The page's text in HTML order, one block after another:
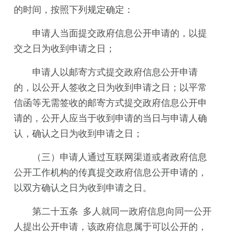
的时间，按照下列规定确定：
申请人当面提交政府信息公开申请的，以提
交之日为收到申请之日；
申请人以邮寄方式提交政府信息公开申请
的，以公开人签收之日为收到申请之日；以平常
信函等无需签收的邮寄方式提交政府信息公开申
请的，公开人应当于收到申请的当日与申请人确
认，确认之日为收到申请之日；
（三）申请人通过互联网渠道或者政府信息
公开工作机构的传真提交政府信息公开申请的，
以双方确认之日为收到申请之日。
第二十五条 多人就同一政府信息向同一公开
人提出公开申请，该政府信息属于可以公开的，